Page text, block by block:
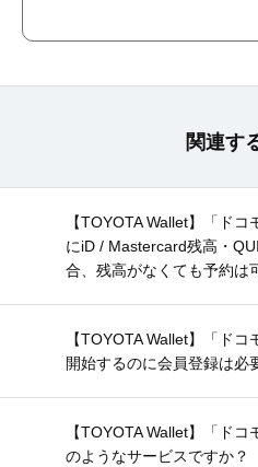
関連す
【TOYOTA Wallet】「ド
にiD / Mastercard残高・
合、残高がなくても予約は
【TOYOTA Wallet】「ド
開始するのに会員登録は必
【TOYOTA Wallet】「ド
のようなサービスですか？